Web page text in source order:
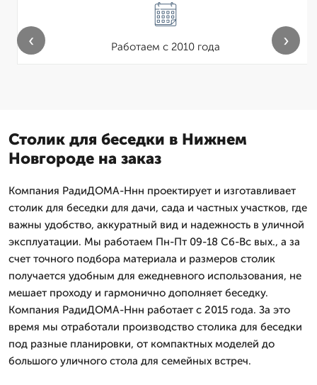
Работаем с 2010 года
‹ ›
Столик для беседки в Нижнем
Новгороде на заказ
Компания РадиДОМА-Ннн проектирует и изготавливает
столик для беседки для дачи, сада и частных участков, где
важны удобство, аккуратный вид и надежность в уличной
эксплуатации. Мы работаем Пн-Пт 09-18 Сб-Вс вых., а за
счет точного подбора материала и размеров столик
получается удобным для ежедневного использования, не
мешает проходу и гармонично дополняет беседку.
Компания РадиДОМА-Ннн работает с 2015 года. За это
время мы отработали производство столика для беседки
под разные планировки, от компактных моделей до
большого уличного стола для семейных встреч.